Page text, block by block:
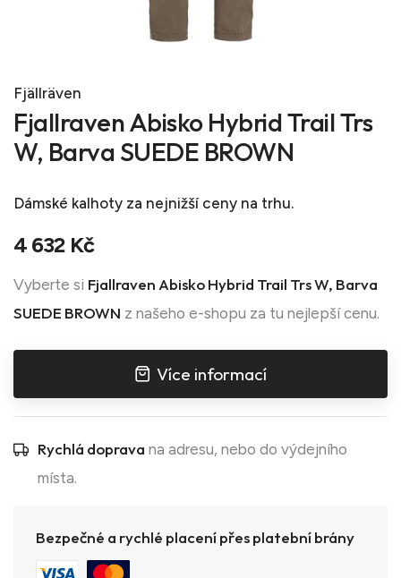
Fjällräven
Fjallraven Abisko Hybrid Trail Trs
W, Barva SUEDE BROWN
Dámské kalhoty za nejnižší ceny na trhu.
4 632 Kč
Vyberte si Fjallraven Abisko Hybrid Trail Trs W, Barva
SUEDE BROWN z našeho e-shopu za tu nejlepší cenu.
Více informací
Rychlá doprava na adresu, nebo do výdejního
místa.
Bezpečné a rychlé placení přes platební brány